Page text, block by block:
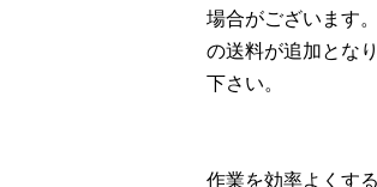
場合がございます
の送料が追加とな
下さい。
作業を効率よくす